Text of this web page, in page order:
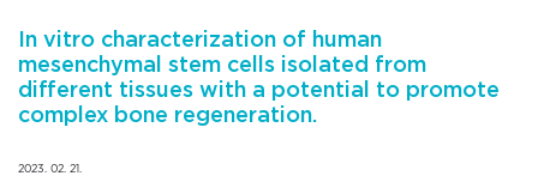
In vitro characterization of human
mesenchymal stem cells isolated from
different tissues with a potential to promote
complex bone regeneration.
2023. 02. 21.